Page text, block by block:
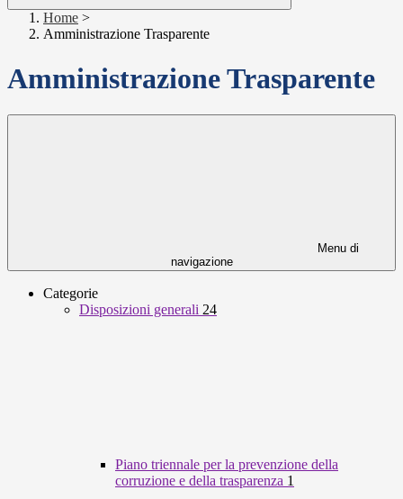
Home >
Amministrazione Trasparente
Amministrazione Trasparente
Menu di
navigazione
Categorie
Disposizioni generali 24
Piano triennale per la prevenzione della
corruzione e della trasparenza 1